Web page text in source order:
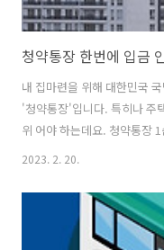
청약통장 한번에 입금
내 집마련을 위해 대한민국
'청약통장'입니다. 특히나 주
위 어야 하는데요. 청약통장
번에 입금해도 순위가 가능한
충족되어야 합니다. 또한 청
기준으로 작성되었습니다.
입 수도권(서울, 인천, 경기)
2023. 2. 20.